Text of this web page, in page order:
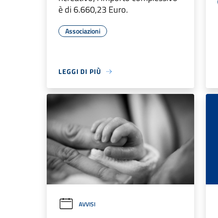
è di 6.660,23 Euro.
Associazioni
LEGGI DI PIÙ
AVVISI